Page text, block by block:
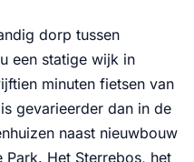
dorp tussen
een statige wijk in
minuten fietsen van
gevarieerder dan in de
naast nieuwbouw
Park. Het Sterrebos, het